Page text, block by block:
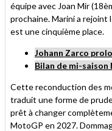
équipe avec Joan Mir
prochaine. Marini a rejoint
est une cinquième place.
Johann Zarco
Bilan de mi-saison
Cette reconduction des
traduit une forme de
prêt à changer
MotoGP en 2027.